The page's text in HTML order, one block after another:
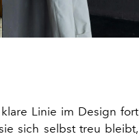
Linie im Design fort
sich selbst treu bleibt,